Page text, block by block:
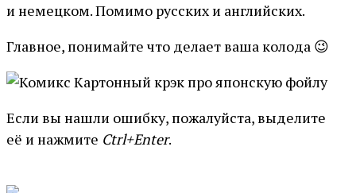
и немецком. Помимо русских и английских.
Главное, понимайте что делает ваша колода 😉
Если вы нашли ошибку, пожалуйста, выделите
её и нажмите Ctrl+Enter.